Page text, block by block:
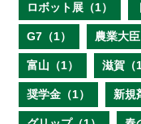
ロボット展（1）
G7（1） 農業大臣
富山（1） 滋賀（1
奨学金（1） 新規